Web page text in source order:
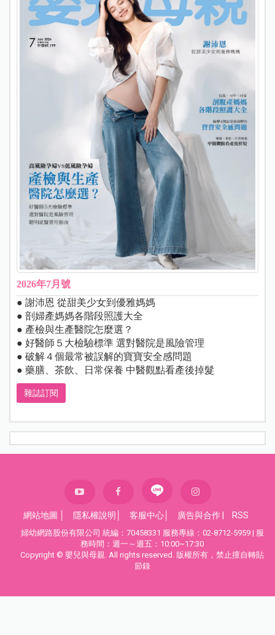
2026年7月號
● 謝沛恩 從甜美少女到優雅媽媽
● 剖婦產媽媽各階段照護大全
● 產檢與生產醫院怎麼選？
● 好醫師５大檢驗標準 選對醫院是風險管理
● 破解４個最常被誤解的寶寶安全感問題
● 藥膳、茶飲、日常保養 中醫觀點看產後掉髮
雜誌訂閱
網站地圖 隱私權說明 客服中心 廣告與合作| RSS
婦幼網路股份有限公司 統編：70458331 服務專線：02-8712-5959 | 服
務時間：週一～週五：10:00~17:30
Copyright © 嬰兒與母親. All rights reserved. 版權所有，禁止擅自轉貼
節錄